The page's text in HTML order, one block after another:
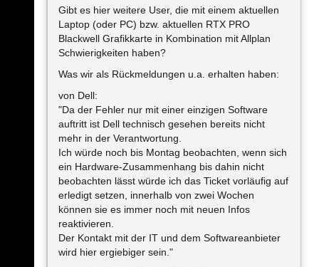
Gibt es hier weitere User, die mit einem aktuellen
Laptop (oder PC) bzw. aktuellen RTX PRO
Blackwell Grafikkarte in Kombination mit Allplan
Schwierigkeiten haben?
Was wir als Rückmeldungen u.a. erhalten haben:
von Dell:
"Da der Fehler nur mit einer einzigen Software
auftritt ist Dell technisch gesehen bereits nicht
mehr in der Verantwortung.
Ich würde noch bis Montag beobachten, wenn sich
ein Hardware-Zusammenhang bis dahin nicht
beobachten lässt würde ich das Ticket vorläufig auf
erledigt setzen, innerhalb von zwei Wochen
können sie es immer noch mit neuen Infos
reaktivieren.
Der Kontakt mit der IT und dem Softwareanbieter
wird hier ergiebiger sein."